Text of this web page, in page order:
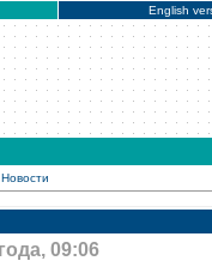
English
09:06